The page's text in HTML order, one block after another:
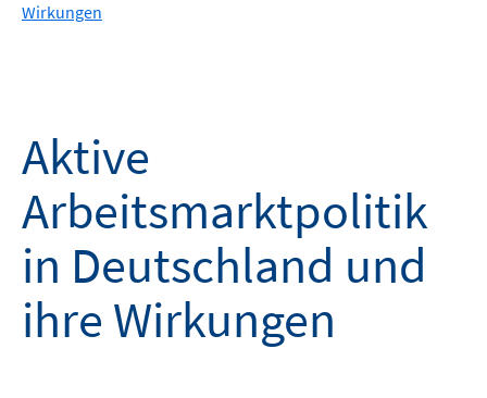
Wirkungen
Aktive
Arbeitsmarktpolitik
in Deutschland und
ihre Wirkungen